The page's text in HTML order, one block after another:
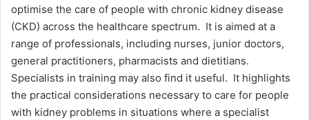
optimise the care of people with chronic kidney disease
(CKD) across the healthcare spectrum. It is aimed at a
range of professionals, including nurses, junior doctors,
general practitioners, pharmacists and dietitians.
Specialists in training may also find it useful. It highlights
the practical considerations necessary to care for people
with kidney problems in situations where a specialist